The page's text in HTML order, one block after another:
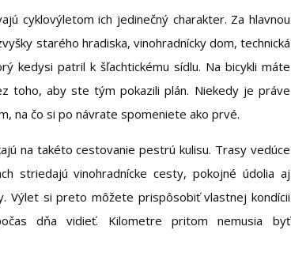
cyklovýletom ich jedinečný charakter. Za hlavnou
starého hradiska, vinohradnícky dom, technická
kedysi patril k šľachtickému sídlu. Na bicykli máte
toho, aby ste tým pokazili plán. Niekedy je práve
na čo si po návrate spomeniete ako prvé.
na takéto cestovanie pestrú kulisu. Trasy vedúce
striedajú vinohradnícke cesty, pokojné údolia aj
Výlet si preto môžete prispôsobiť vlastnej kondícii
dňa vidieť. Kilometre pritom nemusia byť